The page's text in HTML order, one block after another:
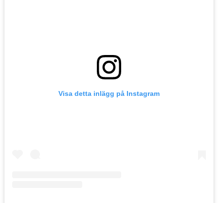
Visa detta inlägg på Instagram